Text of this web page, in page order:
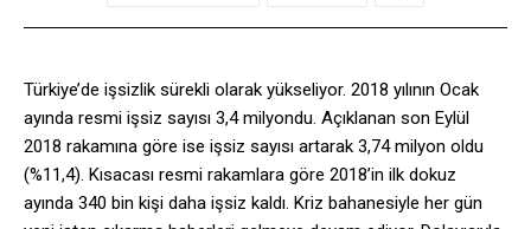
Türkiye’de işsizlik sürekli olarak yükseliyor. 2018 yılının Ocak
ayında resmi işsiz sayısı 3,4 milyondu. Açıklanan son Eylül
2018 rakamına göre ise işsiz sayısı artarak 3,74 milyon oldu
(%11,4). Kısacası resmi rakamlara göre 2018’in ilk dokuz
ayında 340 bin kişi daha işsiz kaldı. Kriz bahanesiyle her gün